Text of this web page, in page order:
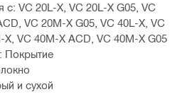
с: VC 20L-X, VC 20L-X G05, VC
VC 20M-X G05, VC 40L-X, VC
X, VC 40M-X ACD, VC 40M-X G05
Покрытие
и сухой